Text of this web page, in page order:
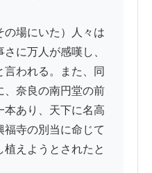
の場にいた）人々は
に万人が感嘆し、
われる。また、同
、奈良の南円堂の前
本あり、天下に名高
福寺の別当に命じて
えようとされたと